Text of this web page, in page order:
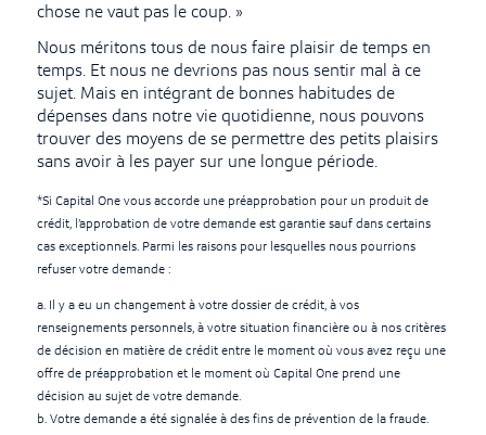
chose ne vaut pas le coup. »
Nous méritons tous de nous faire plaisir de temps en
temps. Et nous ne devrions pas nous sentir mal à ce
sujet. Mais en intégrant de bonnes habitudes de
dépenses dans notre vie quotidienne, nous pouvons
trouver des moyens de se permettre des petits plaisirs
sans avoir à les payer sur une longue période.
*Si Capital One vous accorde une préapprobation pour un produit de
crédit, l’approbation de votre demande est garantie sauf dans certains
cas exceptionnels. Parmi les raisons pour lesquelles nous pourrions
refuser votre demande :
a. Il y a eu un changement à votre dossier de crédit, à vos
renseignements personnels, à votre situation financière ou à nos critères
de décision en matière de crédit entre le moment où vous avez reçu une
offre de préapprobation et le moment où Capital One prend une
décision au sujet de votre demande.
b. Votre demande a été signalée à des fins de prévention de la fraude.